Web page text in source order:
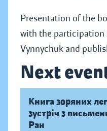
Presentation of the
with the participation
Vynnychuk and
Next
Книга зоряних
зустріч з
Ран